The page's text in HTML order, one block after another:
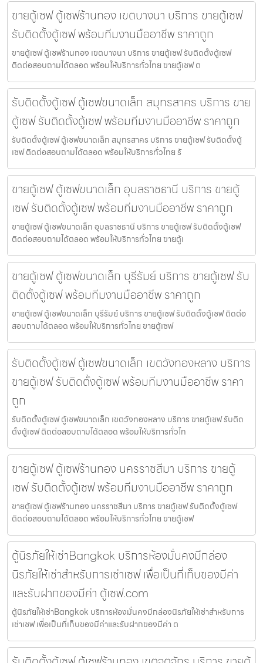
ขายตู้เซฟ ตู้เซฟร้านทอง เขตบางนา บริการ ขายตู้เซฟ
รับติดตั้งตู้เซฟ พร้อมทีมงานมืออาชีพ ราคาถูก
ขายตู้เซฟ ตู้เซฟร้านทอง เขตบางนา บริการ ขายตู้เซฟ รับติดตั้งตู้เซฟ
ติดต่อสอบถามได้ตลอด พร้อมให้บริการทั่วไทย ขายตู้เซฟ ต
รับติดตั้งตู้เซฟ ตู้เซฟขนาดเล็ก สมุทรสาคร บริการ ขาย
ตู้เซฟ รับติดตั้งตู้เซฟ พร้อมทีมงานมืออาชีพ ราคาถูก
รับติดตั้งตู้เซฟ ตู้เซฟขนาดเล็ก สมุทรสาคร บริการ ขายตู้เซฟ รับติดตั้งตู้
เซฟ ติดต่อสอบถามได้ตลอด พร้อมให้บริการทั่วไทย รั
ขายตู้เซฟ ตู้เซฟขนาดเล็ก อุบลราชธานี บริการ ขายตู้
เซฟ รับติดตั้งตู้เซฟ พร้อมทีมงานมืออาชีพ ราคาถูก
ขายตู้เซฟ ตู้เซฟขนาดเล็ก อุบลราชธานี บริการ ขายตู้เซฟ รับติดตั้งตู้เซฟ
ติดต่อสอบถามได้ตลอด พร้อมให้บริการทั่วไทย ขายตู้เ
ขายตู้เซฟ ตู้เซฟขนาดเล็ก บุรีรัมย์ บริการ ขายตู้เซฟ รับ
ติดตั้งตู้เซฟ พร้อมทีมงานมืออาชีพ ราคาถูก
ขายตู้เซฟ ตู้เซฟขนาดเล็ก บุรีรัมย์ บริการ ขายตู้เซฟ รับติดตั้งตู้เซฟ ติดต่อ
สอบถามได้ตลอด พร้อมให้บริการทั่วไทย ขายตู้เซฟ
รับติดตั้งตู้เซฟ ตู้เซฟขนาดเล็ก เขตวังทองหลาง บริการ
ขายตู้เซฟ รับติดตั้งตู้เซฟ พร้อมทีมงานมืออาชีพ ราคา
ถูก
รับติดตั้งตู้เซฟ ตู้เซฟขนาดเล็ก เขตวังทองหลาง บริการ ขายตู้เซฟ รับติด
ตั้งตู้เซฟ ติดต่อสอบถามได้ตลอด พร้อมให้บริการทั่วไท
ขายตู้เซฟ ตู้เซฟร้านทอง นครราชสีมา บริการ ขายตู้
เซฟ รับติดตั้งตู้เซฟ พร้อมทีมงานมืออาชีพ ราคาถูก
ขายตู้เซฟ ตู้เซฟร้านทอง นครราชสีมา บริการ ขายตู้เซฟ รับติดตั้งตู้เซฟ
ติดต่อสอบถามได้ตลอด พร้อมให้บริการทั่วไทย ขายตู้เซฟ
ตู้นิรภัยให้เช่าBangkok บริการห้องมั่นคงมีกล่อง
นิรภัยให้เช่าสำหรับการเช่าเซฟ เพื่อเป็นที่เก็บของมีค่า
และรับฝากของมีค่า ตู้เซฟ.com
ตู้นิรภัยให้เช่าBangkok บริการห้องมั่นคงมีกล่องนิรภัยให้เช่าสำหรับการ
เช่าเซฟ เพื่อเป็นที่เก็บของมีค่าและรับฝากของมีค่า ต